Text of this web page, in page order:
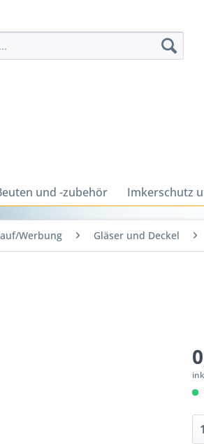
und -zubehör Imkerschutz
Werbung Gläser und Deckel